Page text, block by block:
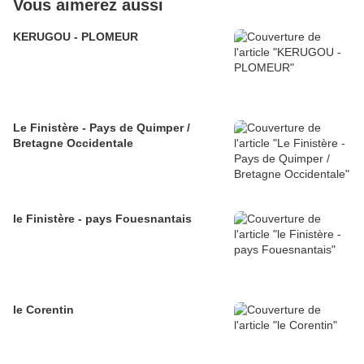
Vous aimerez aussi
KERUGOU - PLOMEUR
Le Finistère - Pays de Quimper /
Bretagne Occidentale
le Finistère - pays Fouesnantais
le Corentin